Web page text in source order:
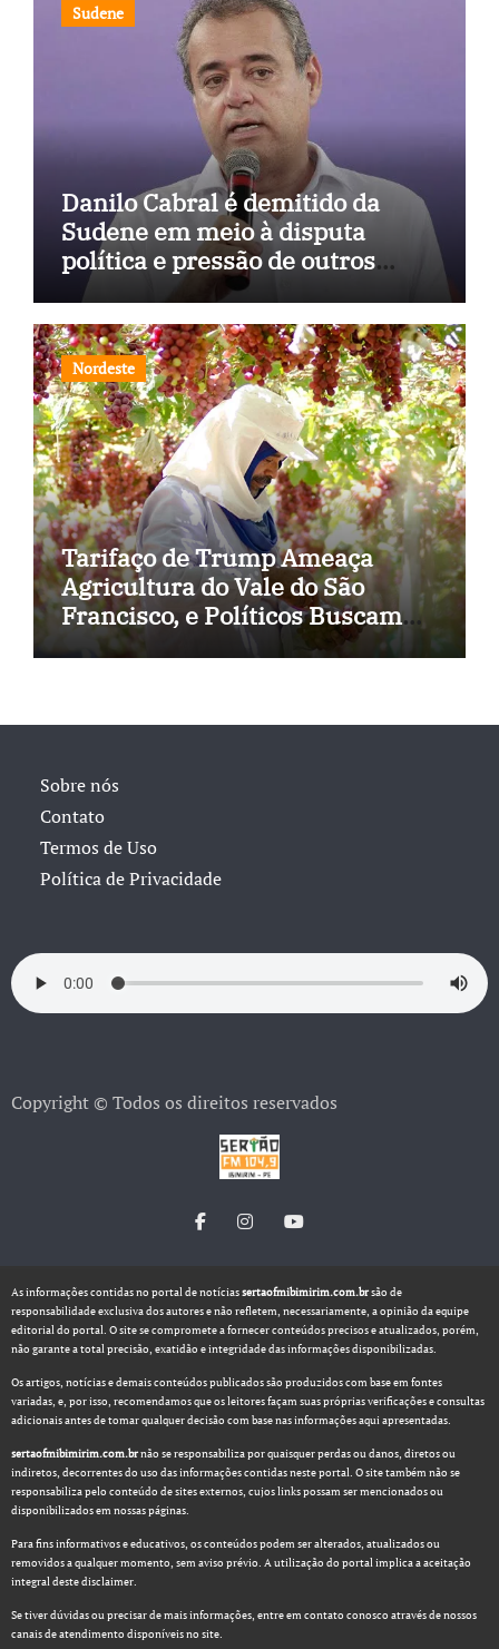
Sudene
Danilo Cabral é demitido da
Sudene em meio à disputa
política e pressão de outros
estados
Nordeste
Tarifaço de Trump Ameaça
Agricultura do Vale do São
Francisco, e Políticos Buscam
Soluções
Sobre nós
Contato
Termos de Uso
Política de Privacidade
Copyright © Todos os direitos reservados
As informações contidas no portal de notíciassertaofmibimirim.com.brsão de
responsabilidade exclusiva dos autores e não refletem, necessariamente, a opinião da equipe
editorial do portal. O site se compromete a fornecer conteúdos precisos e atualizados, porém,
não garante a total precisão, exatidão e integridade das informações disponibilizadas.
Os artigos, notícias e demais conteúdos publicados são produzidos com base em fontes
variadas, e, por isso, recomendamos que os leitores façam suas próprias verificações e consultas
adicionais antes de tomar qualquer decisão com base nas informações aqui apresentadas.
sertaofmibimirim.com.brnão se responsabiliza por quaisquer perdas ou danos, diretos ou
indiretos, decorrentes do uso das informações contidas neste portal. O site também não se
responsabiliza pelo conteúdo de sites externos, cujos links possam ser mencionados ou
disponibilizados em nossas páginas.
Para fins informativos e educativos, os conteúdos podem ser alterados, atualizados ou
removidos a qualquer momento, sem aviso prévio. A utilização do portal implica a aceitação
integral deste disclaimer.
Se tiver dúvidas ou precisar de mais informações, entre em contato conosco através de nossos
canais de atendimento disponíveis no site.